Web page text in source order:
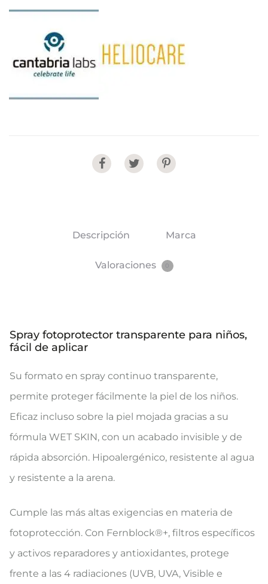
cantidad
Share
Descripción Marca
Valoraciones
Spray fotoprotector transparente para niños,
fácil de aplicar
Su formato en spray continuo transparente,
permite proteger fácilmente la piel de los niños.
Eficaz incluso sobre la piel mojada gracias a su
fórmula WET SKIN, con un acabado invisible y de
rápida absorción. Hipoalergénico, resistente al agua
y resistente a la arena.
Cumple las más altas exigencias en materia de
fotoprotección. Con Fernblock®+, filtros específicos
y activos reparadores y antioxidantes, protege
frente a las 4 radiaciones (UVB, UVA, Visible e